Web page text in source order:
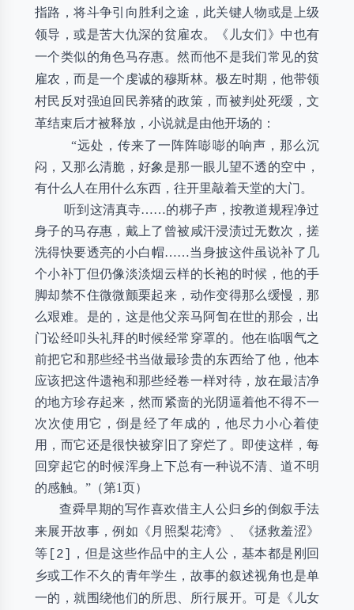
指路，将斗争引向胜利之途，此关键人物或是上级
领导，或是苦大仇深的贫雇农。《儿女们》中也有
一个类似的角色马存惠。然而他不是我们常见的贫
雇农，而是一个虔诚的穆斯林。极左时期，他带领
村民反对强迫回民养猪的政策，而被判处死缓，文
革结束后才被释放，小说就是由他开场的：
“远处，传来了一阵阵嘭嘭的响声，那么沉
闷，又那么清脆，好象是那一眼儿望不透的空中，
有什么人在用什么东西，往开里敲着天堂的大门。
听到这清真寺……的梆子声，按教道规程净过
身子的马存惠，戴上了曾被咸汗浸渍过无数次，搓
洗得快要透亮的小白帽……当身披这件虽说补了几
个小补丁但仍像淡淡烟云样的长袍的时候，他的手
脚却禁不住微微颤栗起来，动作变得那么缓慢，那
么艰难。是的，这是他父亲马阿訇在世的那会，出
门讼经叩头礼拜的时候经常穿罩的。他在临咽气之
前把它和那些经书当做最珍贵的东西给了他，他本
应该把这件遗袍和那些经卷一样对待，放在最洁净
的地方珍存起来，然而紧啬的光阴逼着他不得不一
次次使用它，倒是经了年成的，他尽力小心着使
用，而它还是很快被穿旧了穿烂了。即使这样，每
回穿起它的时候浑身上下总有一种说不清、道不明
的感触。”（第1页）
查舜早期的写作喜欢借主人公归乡的倒叙手法
来展开故事，例如《月照梨花湾》、《拯救羞涩》
等[2]，但是这些作品中的主人公，基本都是刚回
乡或工作不久的青年学生，故事的叙述视角也是单
一的，就围绕他们的所思、所行展开。可是《儿女